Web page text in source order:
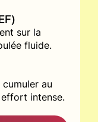
sur la
fluide.
cumuler au
intense.